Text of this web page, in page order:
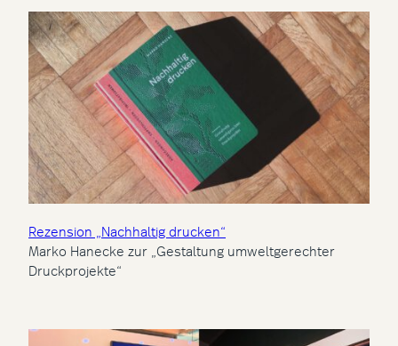
Rezension „Nachhaltig drucken“
Marko Hanecke zur „Gestaltung umweltgerechter
Druckprojekte“